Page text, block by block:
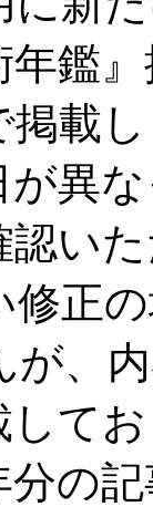
鑑
掲載
異
い
正
が、
て
の